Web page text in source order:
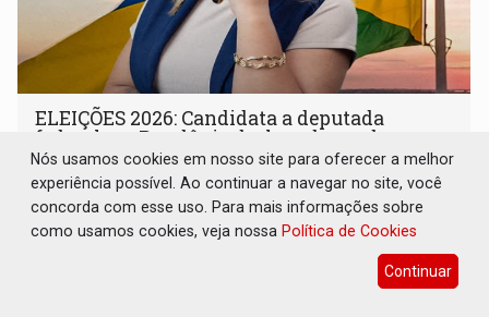
ELEIÇÕES 2026: Candidata a deputada
federal em Rondônia declara draga de
garimpo de R$ 2 mi
Eleições 2026 07 de Agosto de 2026 às 08:45
Tânia Sena é vice-presidente de uma associação de
Nós usamos cookies em nosso site para oferecer a melhor
experiência possível. Ao continuar a navegar no site, você
concorda com esse uso. Para mais informações sobre
como usamos cookies, veja nossa Política de Cookies
Continuar